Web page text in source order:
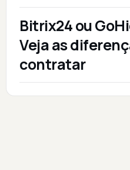
Bitrix24 ou
Veja as
contratar